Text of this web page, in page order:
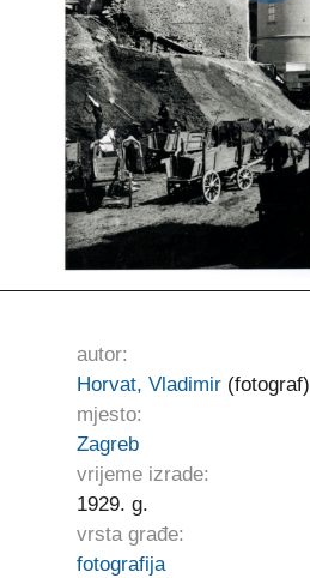
autor:
Horvat, Vladimir(fotograf)
mjesto:
Zagreb
vrijeme izrade:
1929. g.
vrsta građe:
fotografija